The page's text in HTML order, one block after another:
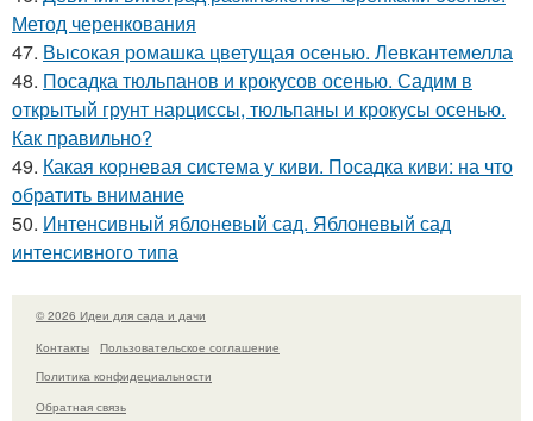
Метод черенкования
47. Высокая ромашка цветущая осенью. Левкантемелла
48. Посадка тюльпанов и крокусов осенью. Садим в
открытый грунт нарциссы, тюльпаны и крокусы осенью.
Как правильно?
49. Какая корневая система у киви. Посадка киви: на что
обратить внимание
50. Интенсивный яблоневый сад. Яблоневый сад
интенсивного типа
© 2026 Идеи для сада и дачи
Контакты
Пользовательское соглашение
Политика конфидециальности
Обратная связь